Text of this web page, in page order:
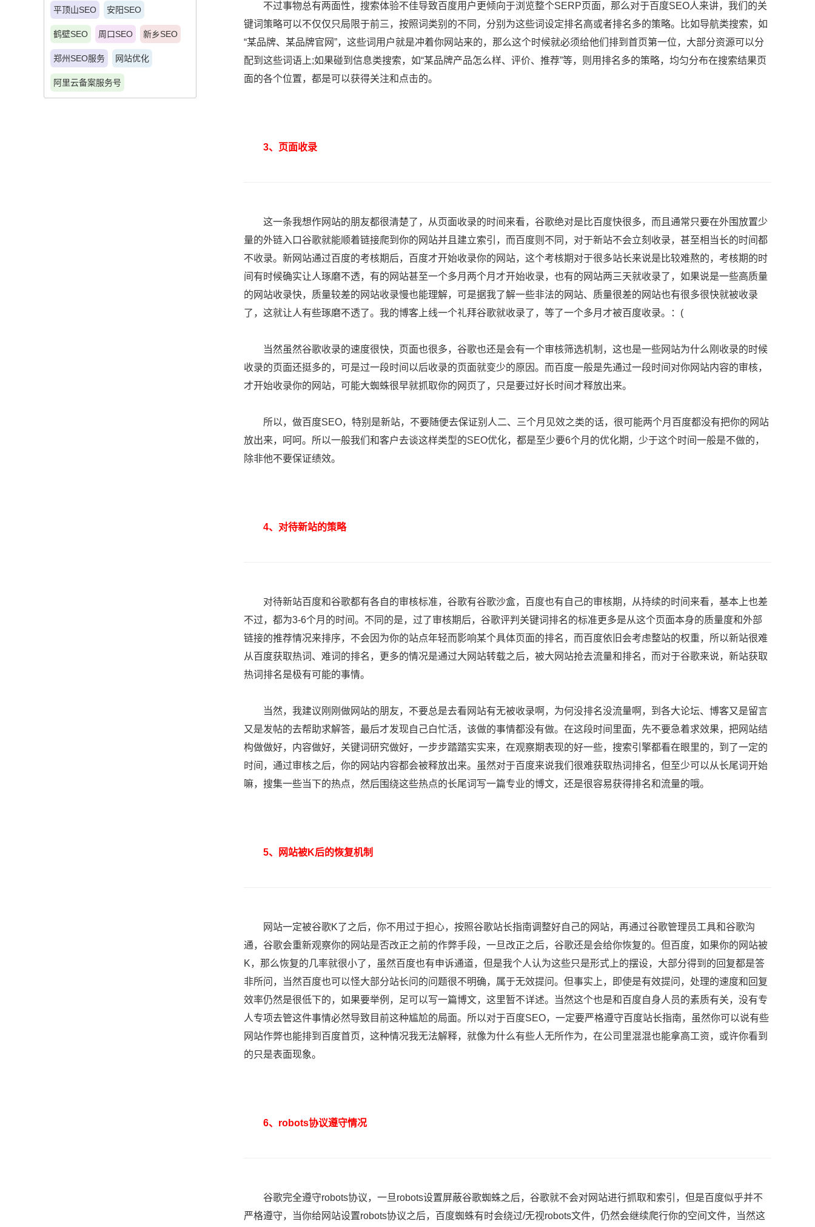
平顶山SEO 安阳SEO
鹤壁SEO 周口SEO 新乡SEO
郑州SEO服务 网站优化
阿里云备案服务号
不过事物总有两面性，搜索体验不佳导致百度用户更倾向于浏览整个SERP页面，那么对于百度SEO人来讲，我们的关
键词策略可以不仅仅只局限于前三，按照词类别的不同，分别为这些词设定排名高或者排名多的策略。比如导航类搜索，如
“某品牌、某品牌官网”，这些词用户就是冲着你网站来的，那么这个时候就必须给他们排到首页第一位，大部分资源可以分
配到这些词语上;如果碰到信息类搜索，如“某品牌产品怎么样、评价、推荐”等，则用排名多的策略，均匀分布在搜索结果页
面的各个位置，都是可以获得关注和点击的。
3、页面收录
这一条我想作网站的朋友都很清楚了，从页面收录的时间来看，谷歌绝对是比百度快很多，而且通常只要在外围放置少
量的外链入口谷歌就能顺着链接爬到你的网站并且建立索引，而百度则不同，对于新站不会立刻收录，甚至相当长的时间都
不收录。新网站通过百度的考核期后，百度才开始收录你的网站，这个考核期对于很多站长来说是比较难熬的，考核期的时
间有时候确实让人琢磨不透，有的网站甚至一个多月两个月才开始收录，也有的网站两三天就收录了，如果说是一些高质量
的网站收录快，质量较差的网站收录慢也能理解，可是据我了解一些非法的网站、质量很差的网站也有很多很快就被收录
了，这就让人有些琢磨不透了。我的博客上线一个礼拜谷歌就收录了，等了一个多月才被百度收录。：(
当然虽然谷歌收录的速度很快，页面也很多，谷歌也还是会有一个审核筛选机制，这也是一些网站为什么刚收录的时候
收录的页面还挺多的，可是过一段时间以后收录的页面就变少的原因。而百度一般是先通过一段时间对你网站内容的审核，
才开始收录你的网站，可能大蜘蛛很早就抓取你的网页了，只是要过好长时间才释放出来。
所以，做百度SEO，特别是新站，不要随便去保证别人二、三个月见效之类的话，很可能两个月百度都没有把你的网站
放出来，呵呵。所以一般我们和客户去谈这样类型的SEO优化，都是至少要6个月的优化期，少于这个时间一般是不做的，
除非他不要保证绩效。
4、对待新站的策略
对待新站百度和谷歌都有各自的审核标准，谷歌有谷歌沙盒，百度也有自己的审核期，从持续的时间来看，基本上也差
不过，都为3-6个月的时间。不同的是，过了审核期后，谷歌评判关键词排名的标准更多是从这个页面本身的质量度和外部
链接的推荐情况来排序，不会因为你的站点年轻而影响某个具体页面的排名，而百度依旧会考虑整站的权重，所以新站很难
从百度获取热词、难词的排名，更多的情况是通过大网站转载之后，被大网站抢去流量和排名，而对于谷歌来说，新站获取
热词排名是极有可能的事情。
当然，我建议刚刚做网站的朋友，不要总是去看网站有无被收录啊，为何没排名没流量啊，到各大论坛、博客又是留言
又是发帖的去帮助求解答，最后才发现自己白忙活，该做的事情都没有做。在这段时间里面，先不要急着求效果，把网站结
构做做好，内容做好，关键词研究做好，一步步踏踏实实来，在观察期表现的好一些，搜索引擎都看在眼里的，到了一定的
时间，通过审核之后，你的网站内容都会被释放出来。虽然对于百度来说我们很难获取热词排名，但至少可以从长尾词开始
嘛，搜集一些当下的热点，然后围绕这些热点的长尾词写一篇专业的博文，还是很容易获得排名和流量的哦。
5、网站被K后的恢复机制
网站一定被谷歌K了之后，你不用过于担心，按照谷歌站长指南调整好自己的网站，再通过谷歌管理员工具和谷歌沟
通，谷歌会重新观察你的网站是否改正之前的作弊手段，一旦改正之后，谷歌还是会给你恢复的。但百度，如果你的网站被
K，那么恢复的几率就很小了，虽然百度也有申诉通道，但是我个人认为这些只是形式上的摆设，大部分得到的回复都是答
非所问，当然百度也可以怪大部分站长问的问题很不明确，属于无效提问。但事实上，即使是有效提问，处理的速度和回复
效率仍然是很低下的，如果要举例，足可以写一篇博文，这里暂不详述。当然这个也是和百度自身人员的素质有关，没有专
人专项去管这件事情必然导致目前这种尴尬的局面。所以对于百度SEO，一定要严格遵守百度站长指南，虽然你可以说有些
网站作弊也能排到百度首页，这种情况我无法解释，就像为什么有些人无所作为，在公司里混混也能拿高工资，或许你看到
的只是表面现象。
6、robots协议遵守情况
谷歌完全遵守robots协议，一旦robots设置屏蔽谷歌蜘蛛之后，谷歌就不会对网站进行抓取和索引，但是百度似乎并不
严格遵守，当你给网站设置robots协议之后，百度蜘蛛有时会绕过/无视robots文件，仍然会继续爬行你的空间文件，当然这